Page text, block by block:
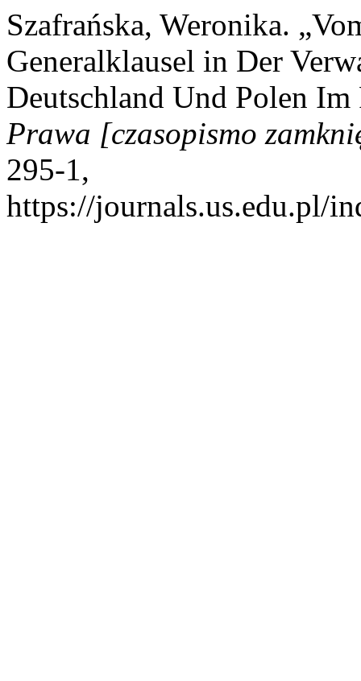
Szafrańska, Weronika.
Generalklausel in Der
Deutschland Und Polen
Prawa [czasopismo
295-1,
https://journals.us.edu.pl/